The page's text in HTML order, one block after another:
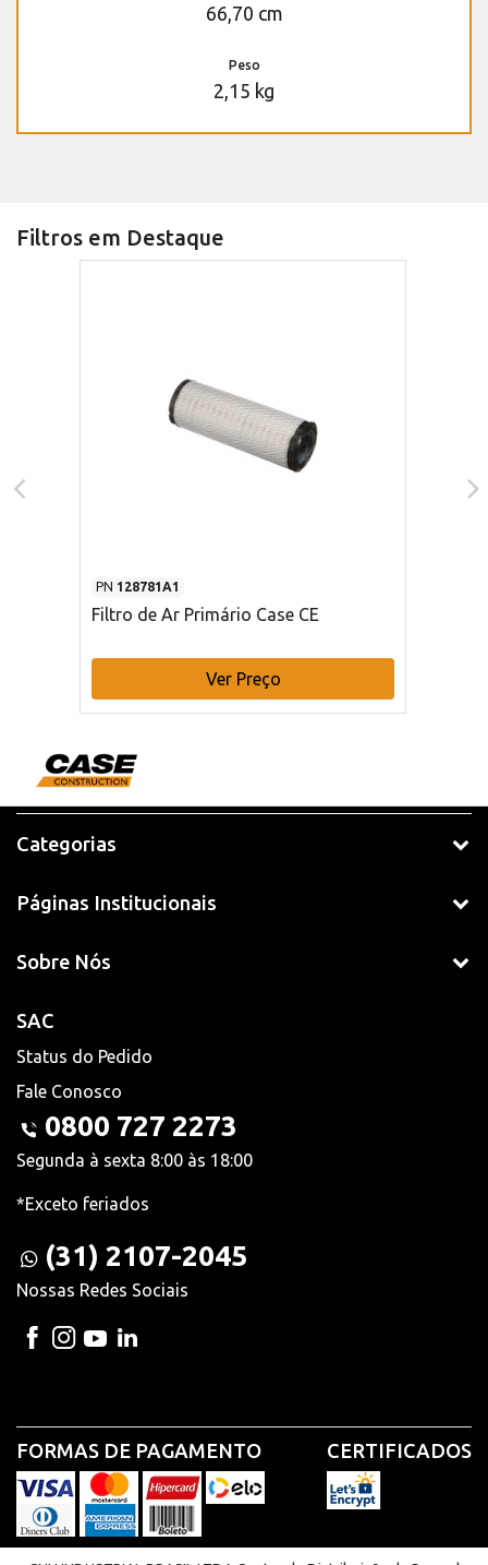
66,70 cm
Peso
2,15 kg
Filtros em Destaque
PN 128781A1
Filtro de Ar Primário Case CE
Ver Preço
Categorias
Páginas Institucionais
Sobre Nós
SAC
Status do Pedido
Fale Conosco
0800 727 2273
Segunda à sexta 8:00 às 18:00
*Exceto feriados
(31) 2107-2045
Nossas Redes Sociais
FORMAS DE PAGAMENTO CERTIFICADOS